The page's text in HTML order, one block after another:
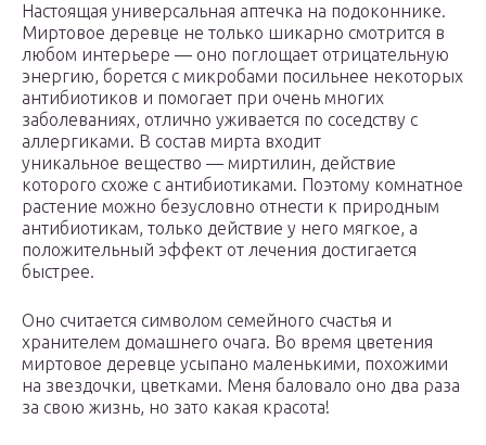
Настоящая универсальная аптечка на подоконнике.
Миртовое деревце не только шикарно смотрится в
любом интерьере — оно поглощает отрицательную
энергию, борется с микробами посильнее некоторых
антибиотиков и помогает при очень многих
заболеваниях, отлично уживается по соседству с
аллергиками. В состав мирта входит
уникальное вещество — миртилин, действие
которого схоже с антибиотиками. Поэтому комнатное
растение можно безусловно отнести к природным
антибиотикам, только действие у него мягкое, а
положительный эффект от лечения достигается
быстрее.
Оно считается символом семейного счастья и
хранителем домашнего очага. Во время цветения
миртовое деревце усыпано маленькими, похожими
на звездочки, цветками. Меня баловало оно два раза
за свою жизнь, но зато какая красота!